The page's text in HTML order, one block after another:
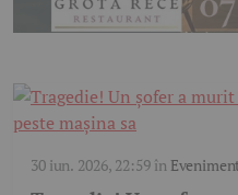
30 iun. 2026, 22:59în